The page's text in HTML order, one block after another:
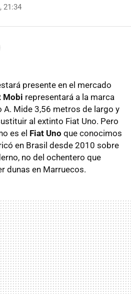
21:34
presente en el mercado
Mobi representará a la marca
A. Mide 3,56 metros de largo y
al extinto Fiat Uno. Pero
es el Fiat Uno que conocimos
en Brasil desde 2010 sobre
no del ochentero que
dunas en Marruecos.